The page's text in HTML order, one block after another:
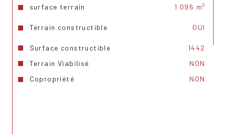
surface terrain 1 096 m²
Terrain constructible OUI
Surface constructible
1442
Terrain Viabilisé
NON
Copropriété
NON